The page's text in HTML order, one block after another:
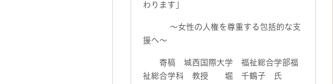
わります」
～女性の人権を尊重する包括的な支
援へ～
寄稿 城西国際大学 福祉総合学部福
祉総合学科 教授 堀 千鶴子 氏